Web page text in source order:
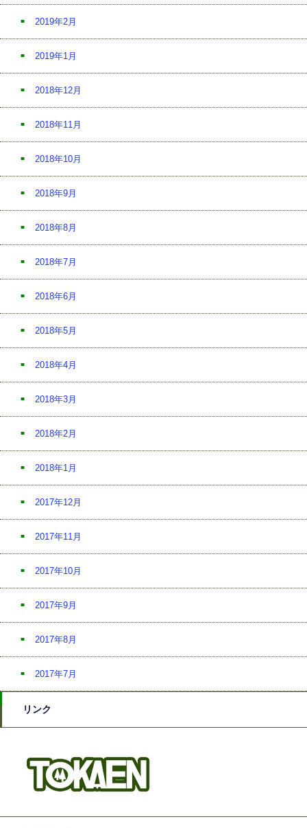
2019年2月
2019年1月
2018年12月
2018年11月
2018年10月
2018年9月
2018年8月
2018年7月
2018年6月
2018年5月
2018年4月
2018年3月
2018年2月
2018年1月
2017年12月
2017年11月
2017年10月
2017年9月
2017年8月
2017年7月
リンク